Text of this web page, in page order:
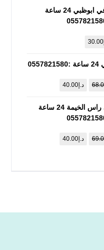
كهربائي في ابوظبي 24 ساعة
30.00
د.إ 40.00
كهربائي في راس الخيمة 24 ساعة
د.إ 40.00